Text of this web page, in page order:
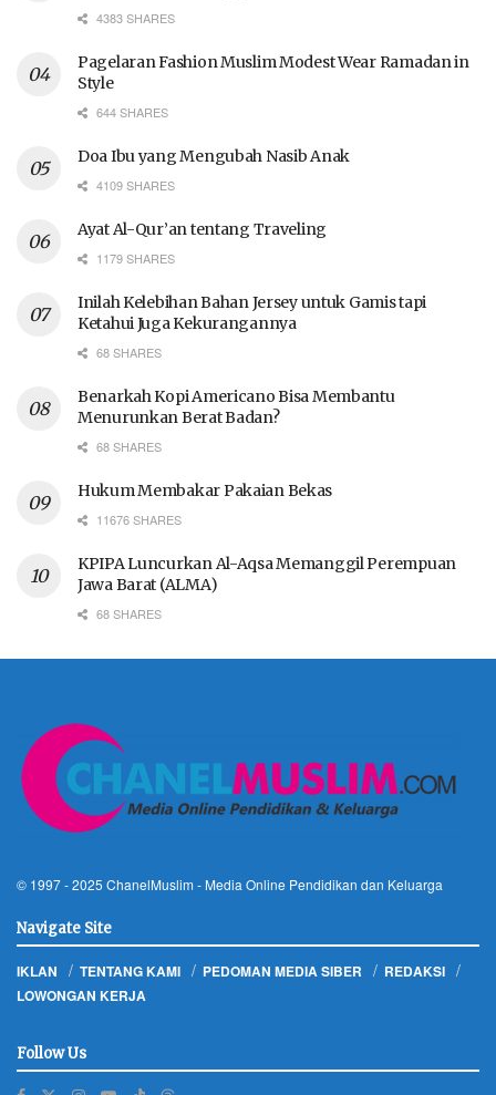
4383 SHARES
Pagelaran Fashion Muslim Modest Wear Ramadan in
Style
644 SHARES
Doa Ibu yang Mengubah Nasib Anak
4109 SHARES
Ayat Al-Qur’an tentang Traveling
1179 SHARES
Inilah Kelebihan Bahan Jersey untuk Gamis tapi
Ketahui Juga Kekurangannya
68 SHARES
Benarkah Kopi Americano Bisa Membantu
Menurunkan Berat Badan?
68 SHARES
Hukum Membakar Pakaian Bekas
11676 SHARES
KPIPA Luncurkan Al-Aqsa Memanggil Perempuan
Jawa Barat (ALMA)
68 SHARES
© 1997 - 2025 ChanelMuslim - Media Online Pendidikan dan Keluarga
Navigate Site
IKLAN TENTANG KAMI PEDOMAN MEDIA SIBER
REDAKSI
LOWONGAN KERJA
Follow Us